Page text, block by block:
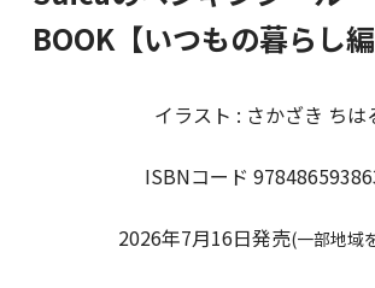
BOOK【いつもの暮らし編
イラスト : さかざき ちは
ISBNコード
2026年7月16日発売(一部地域